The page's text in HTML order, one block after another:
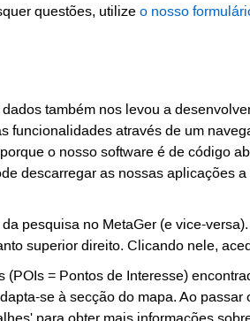
questões, utilize o nosso
também nos levou a
funcionalidades através de um
o nosso software é de código
descarregar as nossas aplicações a
pesquisa no MetaGer (e vice-
superior direito. Clicando nele,
= Pontos de Interesse)
se à secção do mapa. Ao
para obter mais informações